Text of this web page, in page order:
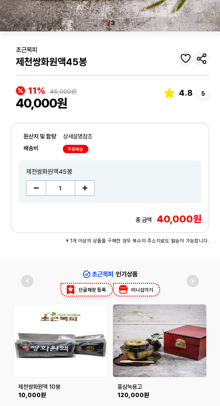
1/3
초근목피
제천쌍화원액45봉
11% 45,000원
40,000원
4.8 5
원산지 및 함량
상세설명참조
배송비
무료배송
제천쌍화원액45봉
총 금액 40,000원
※ 1개 이상의 상품을 구매한 경우 복수의 주소지로도 발송이 가능합니다.
초근목피 인기상품
단골매장 등록 미니샵가기
제천쌍화원액 10봉
10,000원
홍삼녹용고
120,000원